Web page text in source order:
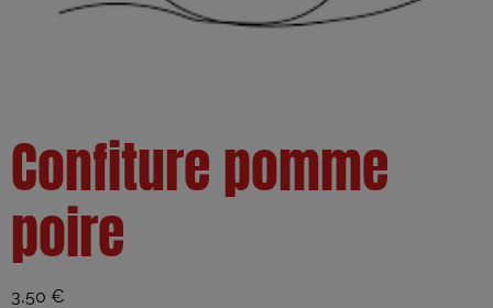
Confiture pomme
poire
3,50 €